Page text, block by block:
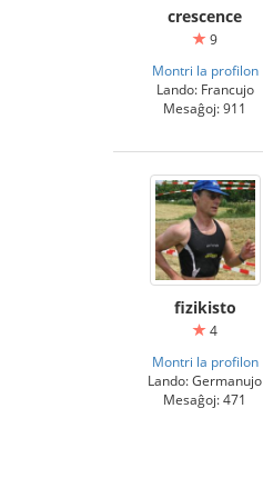
crescence
9
Montri la profilon
Lando: Francujo
Mesaĝoj: 911
fizikisto
4
Montri la profilon
Lando: Germanujo
Mesaĝoj: 471